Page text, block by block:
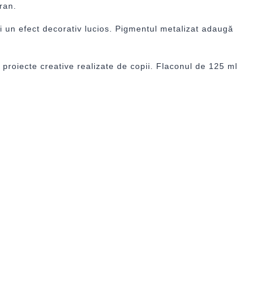
efect decorativ lucios. Pigmentul metalizat adaugă
creative realizate de copii. Flaconul de 125 ml